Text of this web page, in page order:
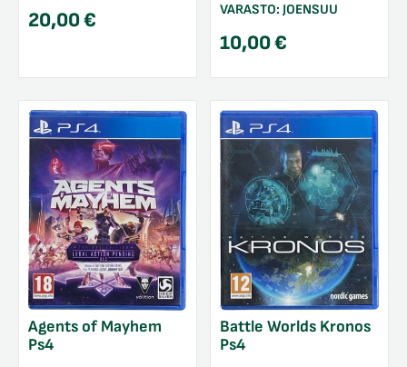
20,00€ VARASTO: JOENSUU
10,00€
Agents of Mayhem
Ps4
Battle Worlds Kronos
Ps4